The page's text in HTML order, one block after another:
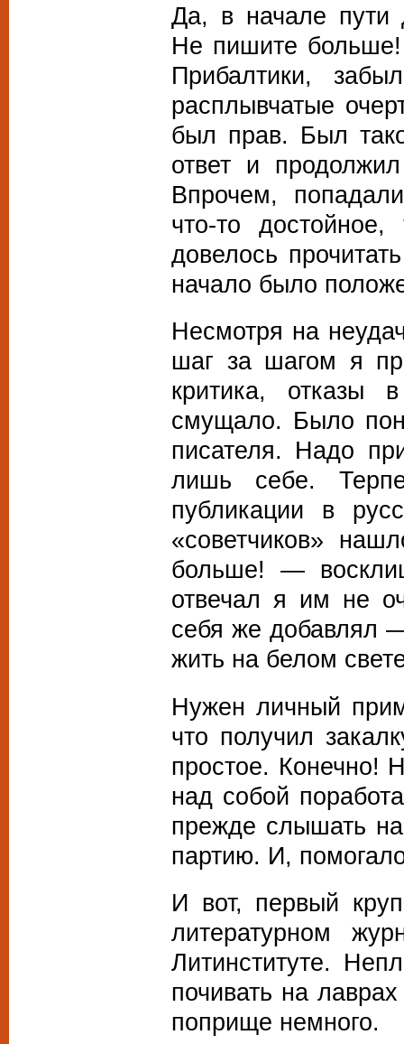
Да, в начале пути
Не пишите больше!
Прибалтики,
расплывчатые
был прав. Был
ответ и
Впрочем,
что-то
довелось
начало было
Несмотря на
шаг за шагом я
критика, отказы
смущало. Было
писателя. Надо
лишь себе.
публикации в
«советчиков»
больше! —
отвечал я им не
себя же добавлял
жить на белом
Нужен личный
что получил
простое. Конечно!
над собой
прежде слышать
партию. И,
И вот, первый
литературном
Литинституте.
почивать на
поприще немного.